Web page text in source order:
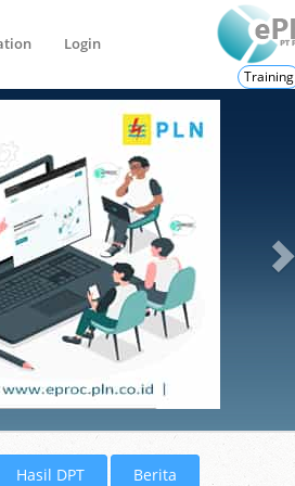
Training
Login
Hasil DPT Berita